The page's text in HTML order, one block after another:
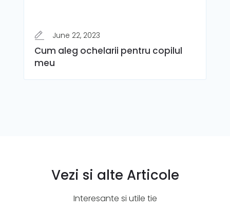
June 22, 2023
Cum aleg ochelarii pentru copilul
meu
Vezi si alte Articole
Interesante si utile tie